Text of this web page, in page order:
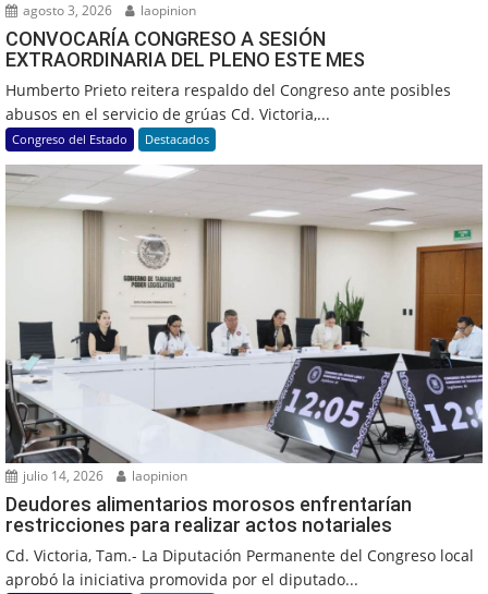
agosto 3, 2026 laopinion
CONVOCARÍA CONGRESO A SESIÓN
EXTRAORDINARIA DEL PLENO ESTE MES
Humberto Prieto reitera respaldo del Congreso ante posibles
abusos en el servicio de grúas Cd. Victoria,...
Congreso del Estado Destacados
julio 14, 2026 laopinion
Deudores alimentarios morosos enfrentarían
restricciones para realizar actos notariales
Cd. Victoria, Tam.- La Diputación Permanente del Congreso local
aprobó la iniciativa promovida por el diputado...